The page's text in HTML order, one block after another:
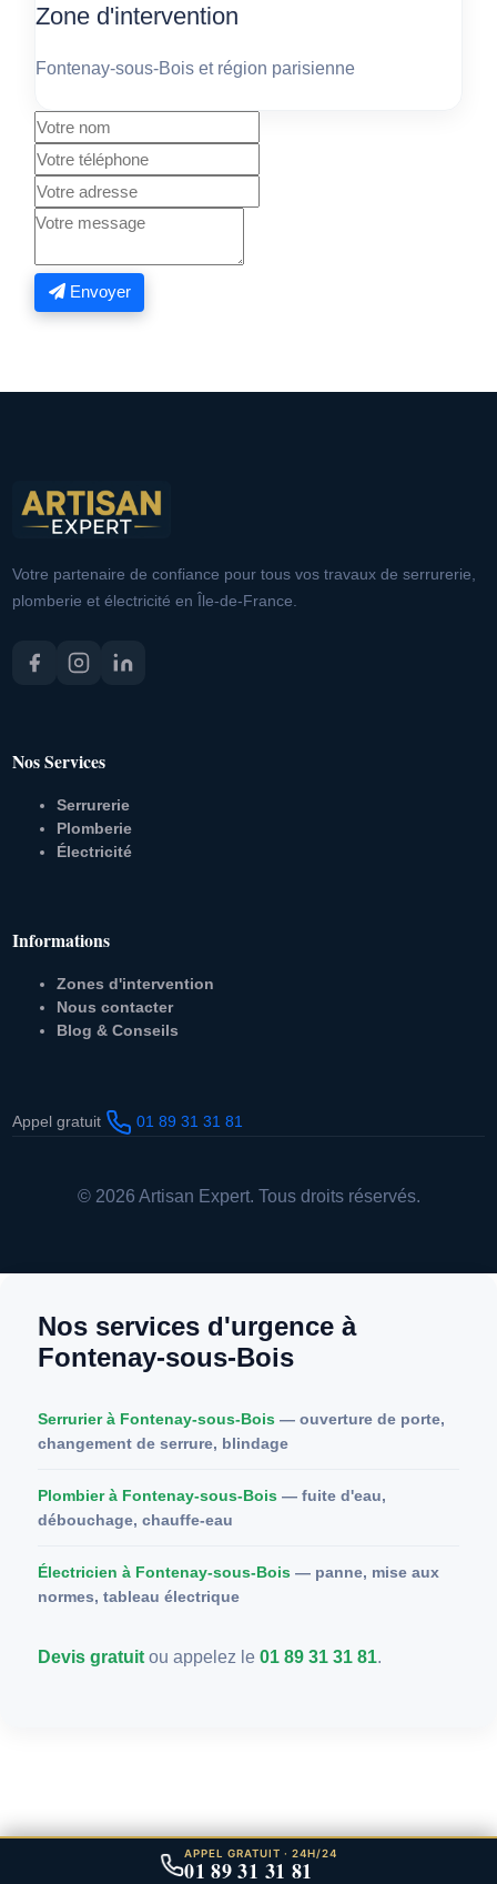
Zone d'intervention
Fontenay-sous-Bois et région parisienne
Envoyer
Votre partenaire de confiance pour tous vos travaux de serrurerie,
plomberie et électricité en Île-de-France.
Nos Services
Serrurerie
Plomberie
Électricité
Informations
Zones d'intervention
Nous contacter
Blog & Conseils
Appel gratuit 01 89 31 31 81
© 2026 Artisan Expert. Tous droits réservés.
APPEL GRATUIT · 24H/24
01 89 31 31 81
Nos services d'urgence à
Fontenay-sous-Bois
Serrurier à Fontenay-sous-Bois — ouverture de porte,
changement de serrure, blindage
Plombier à Fontenay-sous-Bois — fuite d'eau,
débouchage, chauffe-eau
Électricien à Fontenay-sous-Bois — panne, mise aux
normes, tableau électrique
Devis gratuit ou appelez le 01 89 31 31 81.